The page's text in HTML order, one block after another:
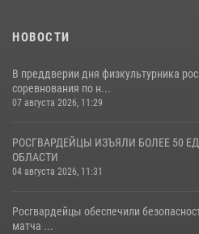
НОВОСТИ
В преддверии дня физкультурника
соревнования по н...
07 августа 2026, 11:29
РОСГВАРДЕЙЦЫ ИЗЪЯЛИ БОЛЕЕ 50
ОБЛАСТИ
04 августа 2026, 11:31
Росгвардейцы обеспечили
матча ...